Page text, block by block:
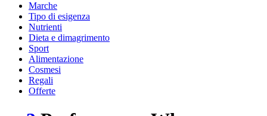
Marche
Tipo di esigenza
Nutrienti
Dieta e dimagrimento
Sport
Alimentazione
Cosmesi
Regali
Offerte